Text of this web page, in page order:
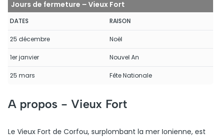
Jours de fermeture – Vieux Fort
DATES RAISON
25 décembre Noël
1er janvier Nouvel An
25 mars Fête Nationale
A propos - Vieux Fort
Le Vieux Fort de Corfou, surplombant la mer Ionienne, est